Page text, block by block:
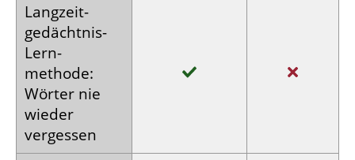
Langzeit­
gedächtnis-
Lern­
methode:
Wörter nie
wieder
vergessen